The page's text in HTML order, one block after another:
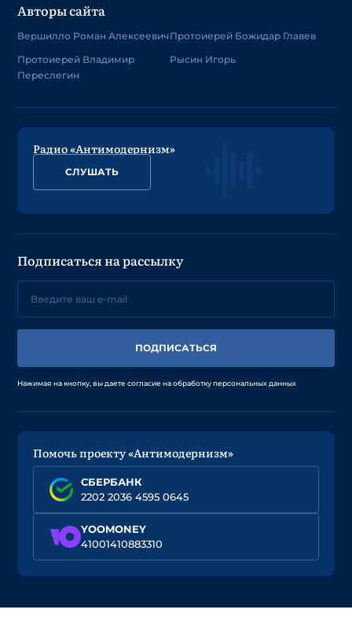
Авторы сайта
Вершилло Роман Алексеевич
Протоиерей Владимир
Переслегин
Протоиерей Божидар Главев
Рысин Игорь
Радио «Антимодернизм»
СЛУШАТЬ
Подписаться на рассылку
ПОДПИСАТЬСЯ
Нажимая на кнопку, вы даете согласие на обработку персональных данных
Помочь проекту «Антимодернизм»
СБЕРБАНК
2202 2036 4595 0645
YOOMONEY
41001410883310